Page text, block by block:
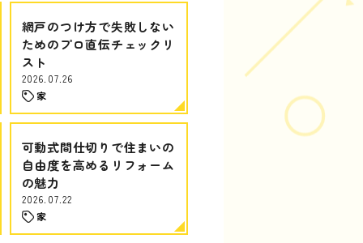
網戸のつけ方で失敗しない
ためのプロ直伝チェックリ
スト
2026.07.26
家
可動式間仕切りで住まいの
自由度を高めるリフォーム
の魅力
2026.07.22
家